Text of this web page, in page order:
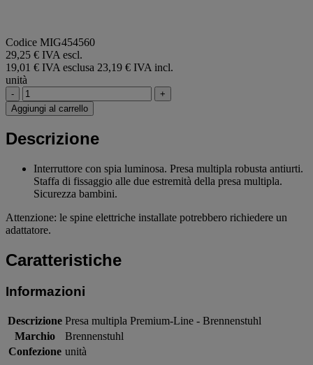
Codice MIG454560
29,25 € IVA escl.
19,01 € IVA esclusa 23,19 € IVA incl.
unità
-
+
Aggiungi al carrello
Descrizione
Interruttore con spia luminosa. Presa multipla robusta antiurti.
Staffa di fissaggio alle due estremità della presa multipla.
Sicurezza bambini.
Attenzione: le spine elettriche installate potrebbero richiedere un
adattatore.
Caratteristiche
Informazioni
Descrizione Presa multipla Premium-Line - Brennenstuhl
Marchio
Brennenstuhl
Confezione unità